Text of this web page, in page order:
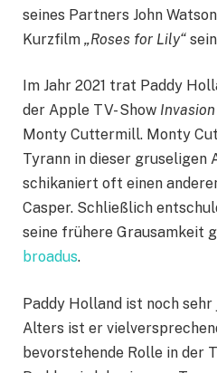
seines Partners John
Kurzfilm „Roses for Lily“
Im Jahr 2021 trat Paddy
der Apple TV- Show
Monty Cuttermill. Monty
Tyrann in dieser gruseligen
schikaniert oft einen
Casper. Schließlich
seine frühere Grausamkeit
broadus.
Paddy Holland ist noch
Alters ist er
bevorstehende Rolle in der